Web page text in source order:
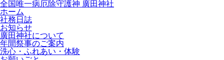
全国唯一病厄除守護神 廣田神社
ホーム
社務日誌
お知らせ
廣田神社について
年間祭事のご案内
洗心・ふれあい・体験